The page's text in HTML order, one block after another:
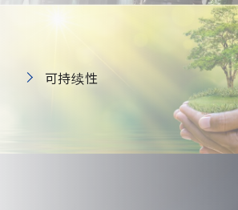
可持续性